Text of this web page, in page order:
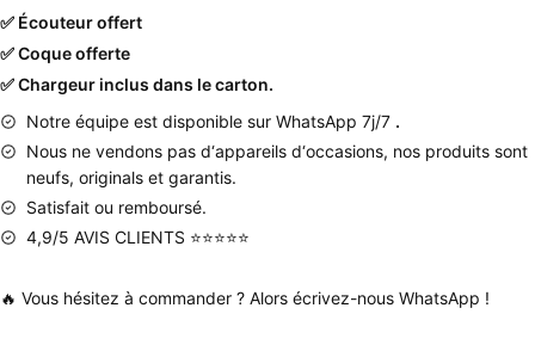
✅ Écouteur offert
✅ Coque offerte
✅ Chargeur inclus dans le carton.
Notre équipe est disponible sur WhatsApp 7j/7 .
Nous ne vendons pas d‘appareils d‘occasions, nos produits sont
neufs, originals et garantis.
Satisfait ou remboursé.
4,9/5 AVIS CLIENTS ⭐⭐⭐⭐⭐
🔥 Vous hésitez à commander ? Alors écrivez-nous WhatsApp !